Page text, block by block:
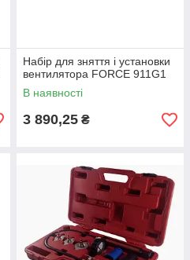
Набір для зняття і установки
вентилятора FORCE 911G1
В наявності
3 890,25 ₴